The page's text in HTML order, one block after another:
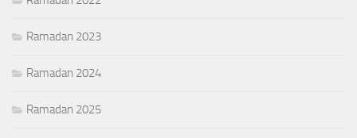
Ramadan 2023
Ramadan 2024
Ramadan 2025